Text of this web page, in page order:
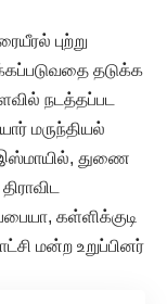
புற்று
தடுக்க
நடத்தப்பட
மருந்தியல்
துணை
கள்ளிக்குடி
மன்ற உறுப்பினர்